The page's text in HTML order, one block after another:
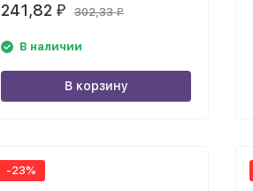
241,82 ₽ 302,33₽
В наличии
В корзину
-23%